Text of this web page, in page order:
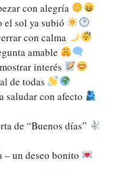
con alegría
el sol ya subió
con calma
amable
interés
de todas
saludar con afecto
de “Buenos días”
– un deseo bonito